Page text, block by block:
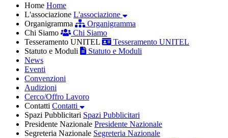
Home Home
L'associazione L'associazione
Organigramma
Organigramma
Chi Siamo
Chi Siamo
Tesseramento UNITEL
Tesseramento UNITEL
Statuto e Moduli
Statuto e Moduli
News
Eventi
Convenzioni
Audizioni
Cerco/Offro Lavoro
Contatti Contatti
Spazi Pubblicitari Spazi Pubblicitari
Presidente Nazionale Presidente Nazionale
Segreteria Nazionale Segreteria Nazionale